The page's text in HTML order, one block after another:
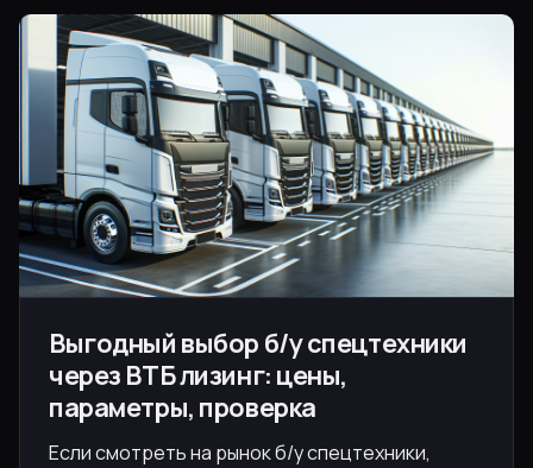
Выгодный выбор б/у спецтехники
через ВТБ лизинг: цены,
параметры, проверка
Если смотреть на рынок б/у спецтехники,